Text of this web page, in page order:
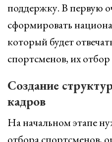
поддержку. В первую
сформировать
который будет
спортсменов, их
Создание
кадров
На начальном этапе